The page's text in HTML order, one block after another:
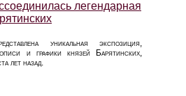
легендарная
уникальная экспозиция,
и графики князей Барятинских,
лет назад.